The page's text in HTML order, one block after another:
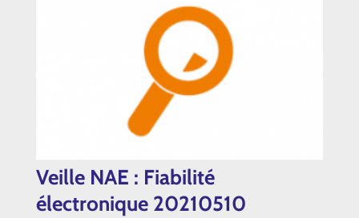
Veille NAE : Fiabilité
électronique 20210510